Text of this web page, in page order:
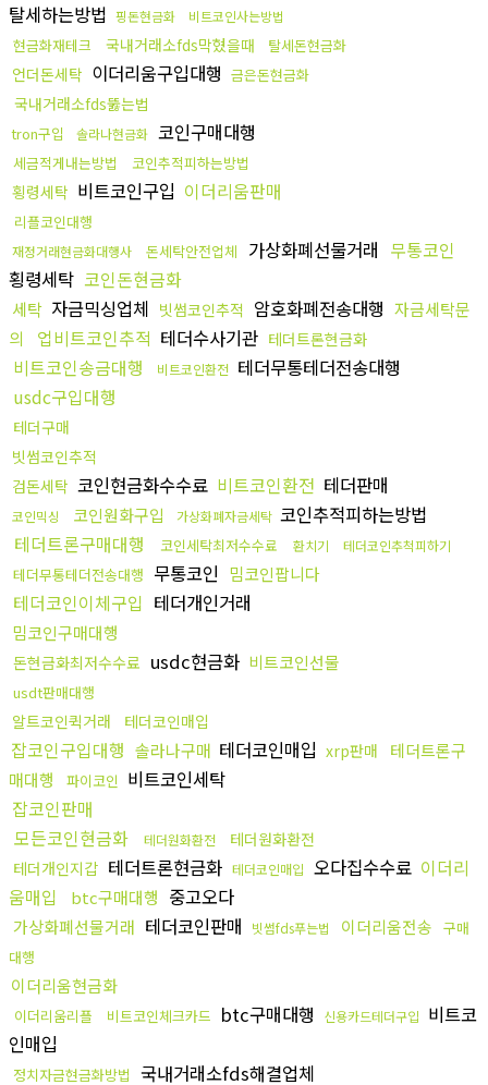
탈세하는방법 핑돈현금화 비트코인사는방법
현금화재테크 국내거래소fds막혔을때 탈세돈현금화
언더돈세탁 이더리움구입대행 금은돈현금화
국내거래소fds뚫는법
tron구입 솔라나현금화 코인구매대행
세금적게내는방법 코인추적피하는방법
횡령세탁 비트코인구입 이더리움판매
리플코인대행
재정거래현금화대행사 돈세탁안전업체 가상화폐선물거래 무통코인
횡령세탁 코인돈현금화
세탁 자금믹싱업체 빗썸코인추적 암호화폐전송대행 자금세탁문
의
업비트코인추적 테더수사기관 테더트론현금화
비트코인송금대행 비트코인환전 테더무통테더전송대행
usdc구입대행
테더구매
빗썸코인추적
검돈세탁 코인현금화수수료 비트코인환전 테더판매
코인믹싱 코인원화구입 가상화폐자금세탁 코인추적피하는방법
테더트론구매대행
코인세탁최저수수료 환치기 테더코인추척피하기
테더무통테더전송대행 무통코인 밈코인팝니다
테더코인이체구입 테더개인거래
밈코인구매대행
돈현금화최저수수료 usdc현금화 비트코인선물
usdt판매대행
알트코인퀵거래 테더코인매입
잡코인구입대행 솔라나구매 테더코인매입 xrp판매
테더트론구
매대행
파이코인 비트코인세탁
잡코인판매
모든코인현금화
테더원화환전
테더원화환전
테더개인지갑 테더트론현금화 테더코인매입 오다집수수료 이더리
움매입
btc구매대행 중고오다
가상화폐선물거래 테더코인판매 빗썸fds푸는법 이더리움전송 구매
대행
이더리움현금화
이더리움리플 비트코인체크카드 btc구매대행 신용카드테더구입 비트코
인매입
정치자금현금화방법 국내거래소fds해결업체